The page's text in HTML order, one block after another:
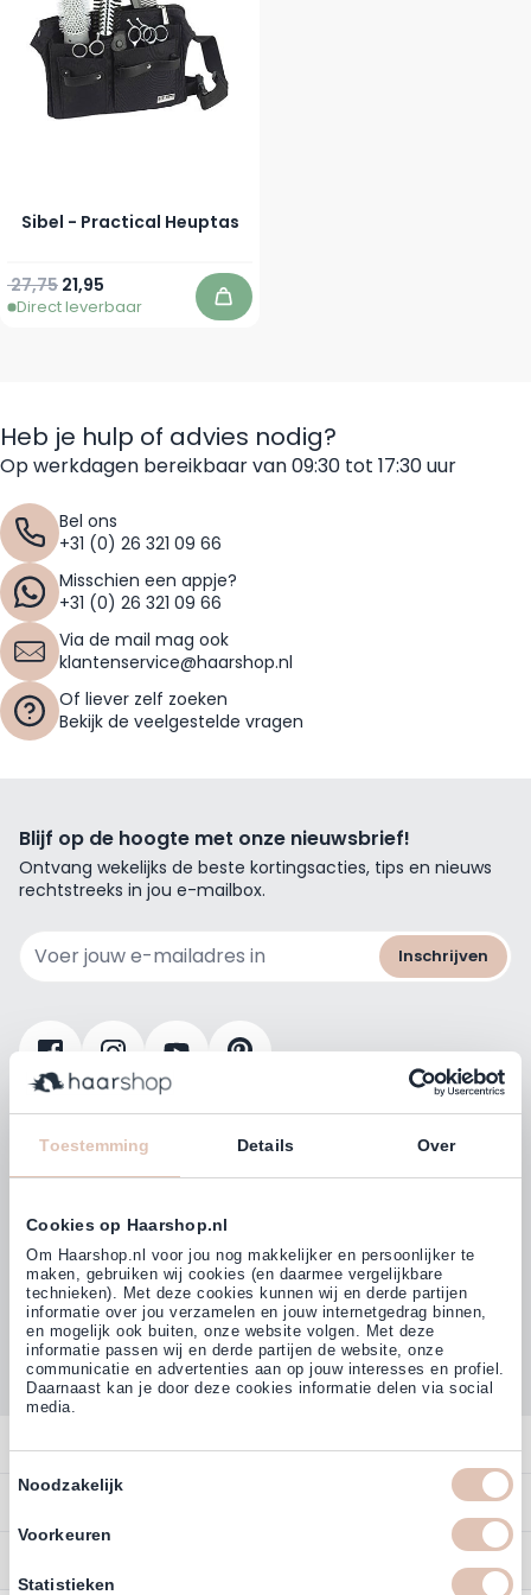
Toestemming Details Over
Cookies op Haarshop.nl
Om Haarshop.nl voor jou nog makkelijker en persoonlijker te
maken, gebruiken wij cookies (en daarmee vergelijkbare
technieken). Met deze cookies kunnen wij en derde partijen
informatie over jou verzamelen en jouw internetgedrag binnen,
en mogelijk ook buiten, onze website volgen. Met deze
informatie passen wij en derde partijen de website, onze
communicatie en advertenties aan op jouw interesses en profiel.
Daarnaast kan je door deze cookies informatie delen via social
media.
Noodzakelijk
Voorkeuren
Statistieken
Sibel - Practical Heuptas
Speciale prijs
21,95
Normale prijs
27,75
Direct leverbaar In winkelwagen
Heb je hulp of advies nodig?
Op werkdagen bereikbaar van 09:30 tot 17:30 uur
Bel ons
+31 (0) 26 321 09 66
Misschien een appje?
+31 (0) 26 321 09 66
Via de mail mag ook
klantenservice@haarshop.nl
Of liever zelf zoeken
Bekijk de veelgestelde vragen
Contact
Overzicht
Contact
Account
Blijf op de hoogte met onze nieuwsbrief!
Ontvang wekelijks de beste kortingsacties, tips en nieuws
rechtstreeks in jou e-mailbox.
Inschrijven
4,77 (38.000+)